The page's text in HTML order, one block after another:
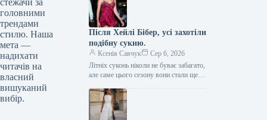
стежачи за
головними
трендами
стилю. Наша
мета —
надихати
читачів на
власний
вишуканий
вибір.
Після Хейлі Бібер, усі захотіли
подібну сукню.
Ксенія Савчук
Сер 6, 2026
Літніх суконь ніколи не буває забагато,
але саме цього сезону вони стали ще
остаточно відмовляються від…